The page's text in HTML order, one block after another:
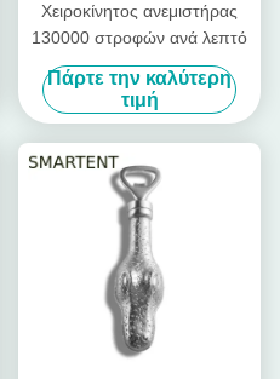
Χειροκίνητος ανεμιστήρας
130000 στροφών ανά λεπτό
Πάρτε την καλύτερη
τιμή